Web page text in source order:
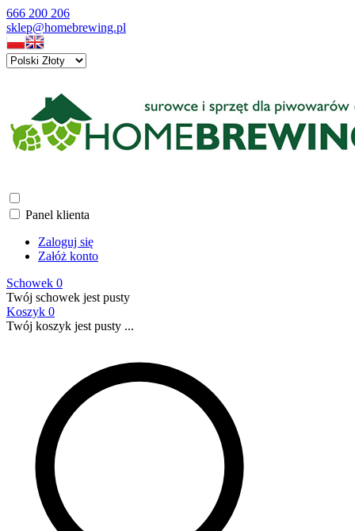
666 200 206
sklep@homebrewing.pl
Panel klienta
Zaloguj się
Załóż konto
Schowek 0
Twój schowek jest pusty
Koszyk 0
Twój koszyk jest pusty ...